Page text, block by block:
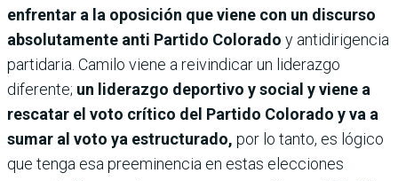
enfrentar a la oposición que viene con un discurso
absolutamente anti Partido Colorado y antidirigencia
partidaria. Camilo viene a reivindicar un liderazgo
diferente; un liderazgo deportivo y social y viene a
rescatar el voto crítico del Partido Colorado y va a
sumar al voto ya estructurado, por lo tanto, es lógico
que tenga esa preeminencia en estas elecciones